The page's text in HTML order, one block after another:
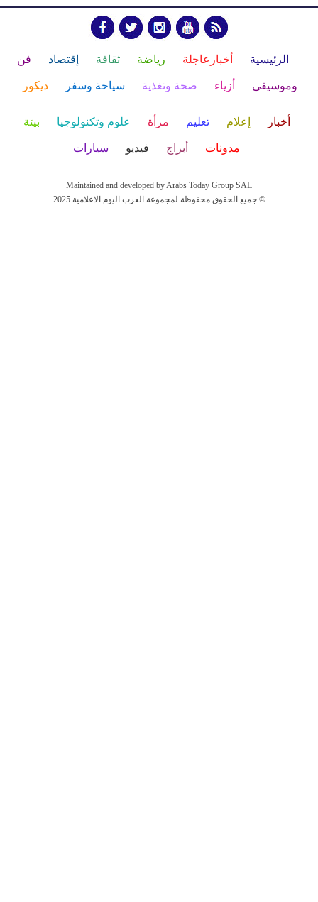
الرئيسية أخبارعاجلة رياضة ثقافة إقتصاد فن
وموسيقى أزياء صحة وتغذية سياحة وسفر ديكور
أخبار إعلام تعليم مرأة علوم وتكنولوجيا بيئة
مدونات أبراج فيديو سيارات
Maintained and developed by Arabs Today Group SAL
جميع الحقوق محفوظة لمجموعة العرب اليوم الاعلامية 2025 ©